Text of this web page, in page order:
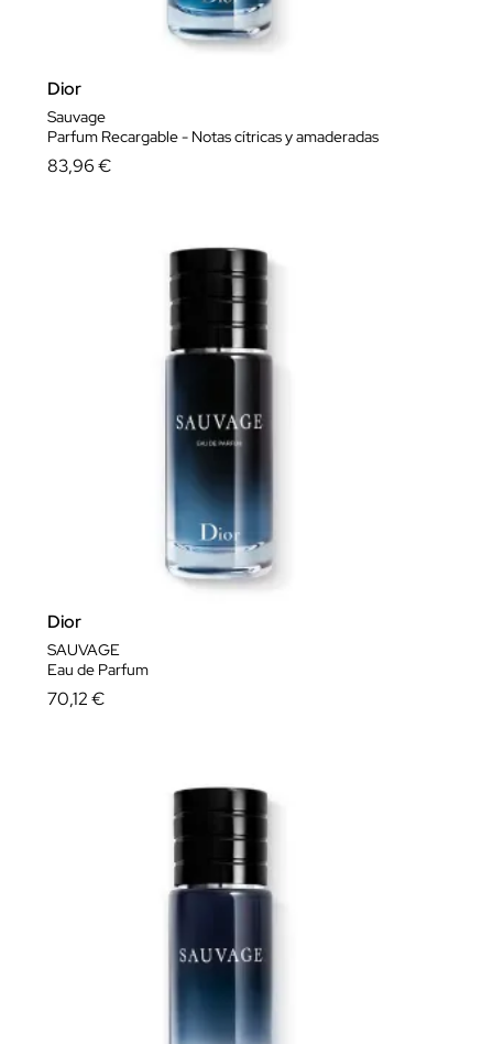
Dior
Sauvage
Parfum Recargable - Notas cítricas y amaderadas
83,96 €
Dior
SAUVAGE
Eau de Parfum
70,12 €